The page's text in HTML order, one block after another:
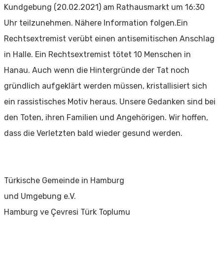
Kundgebung (20.02.2021) am Rathausmarkt um 16:30
Uhr teilzunehmen. Nähere Information folgen.Ein
Rechtsextremist verübt einen antisemitischen Anschlag
in Halle. Ein Rechtsextremist tötet 10 Menschen in
Hanau. Auch wenn die Hintergründe der Tat noch
gründlich aufgeklärt werden müssen, kristallisiert sich
ein rassistisches Motiv heraus. Unsere Gedanken sind bei
den Toten, ihren Familien und Angehörigen. Wir hoffen,
dass die Verletzten bald wieder gesund werden.
Türkische Gemeinde in Hamburg
und Umgebung e.V.
Hamburg ve Çevresi Türk Toplumu